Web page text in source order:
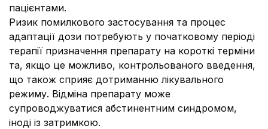
пацієнтами.
Ризик помилкового застосування та процес
адаптації дози потребують у початковому періоді
терапії призначення препарату на короткі терміни
та, якщо це можливо, контрольованого введення,
що також сприяє дотриманню лікувального
режиму. Відміна препарату може
супроводжуватися абстинентним синдромом,
іноді із затримкою.